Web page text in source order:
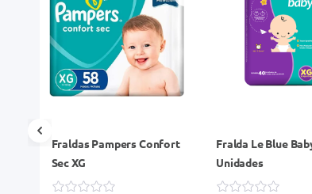
Fraldas Pampers Confort
Sec XG
Fralda Le Blue
Unidades